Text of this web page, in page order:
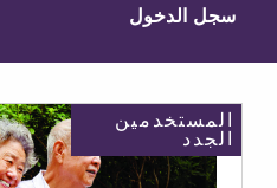
سجل الدخول
المستخدمين
الجدد